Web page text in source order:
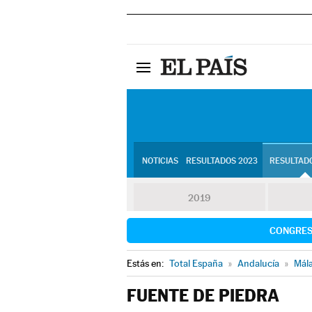
NOTICIAS RESULTADOS 2023
2019
Estás en: Total España » Andalucía »
FUENTE DE PIEDRA